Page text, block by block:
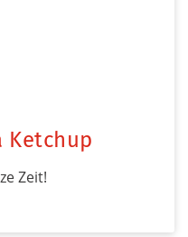
Ketchup
Zeit!